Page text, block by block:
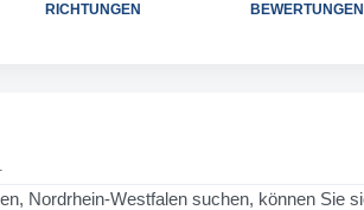
RICHTUNGEN BEWERTUNGEN
Nordrhein-Westfalen suchen, können Sie